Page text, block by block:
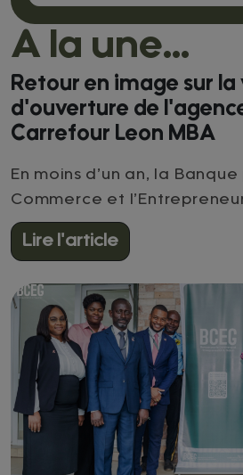
A la une...
Retour en image sur la
d'ouverture de
Carrefour Leon MBA
En moins d’un an, la
Commerce et
(BCEG) s’impose comme
du financement de
possible par les dispositifs
initie par le Président de la
Gabonaise, Son
Oligui Nguema, la BCEG
standards du financement
service des PME, PMI et
gabonais. Déploiement territorial : 3 agences
Lire l'article